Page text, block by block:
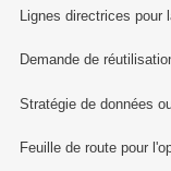
Lignes directrices pour
Demande de
Stratégie de données
Feuille de route pour